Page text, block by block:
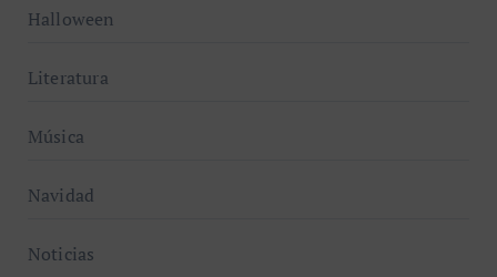
Halloween
Literatura
Música
Navidad
Noticias